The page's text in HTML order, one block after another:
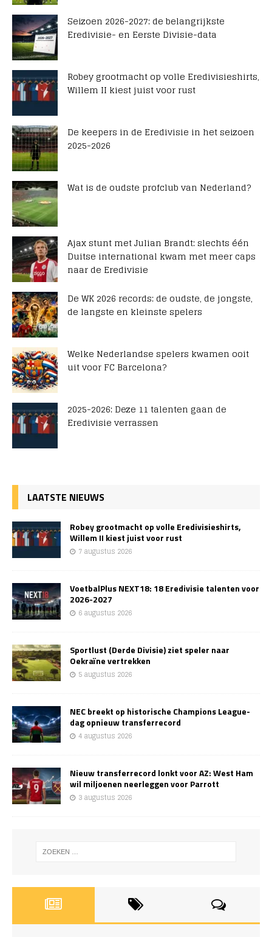
Seizoen 2026-2027: de belangrijkste
Eredivisie- en Eerste Divisie-data
Robey grootmacht op volle Eredivisieshirts,
Willem II kiest juist voor rust
De keepers in de Eredivisie in het seizoen
2025-2026
Wat is de oudste profclub van Nederland?
Ajax stunt met Julian Brandt: slechts één
Duitse international kwam met meer caps
naar de Eredivisie
De WK 2026 records: de oudste, de jongste,
de langste en kleinste spelers
Welke Nederlandse spelers kwamen ooit
uit voor FC Barcelona?
2025-2026: Deze 11 talenten gaan de
Eredivisie verrassen
LAATSTE NIEUWS
Robey grootmacht op volle Eredivisieshirts,
Willem II kiest juist voor rust
7 augustus 2026
VoetbalPlus NEXT18: 18 Eredivisie talenten voor
2026-2027
6 augustus 2026
Sportlust (Derde Divisie) ziet speler naar
Oekraïne vertrekken
5 augustus 2026
NEC breekt op historische Champions League-
dag opnieuw transferrecord
4 augustus 2026
Nieuw transferrecord lonkt voor AZ: West Ham
wil miljoenen neerleggen voor Parrott
3 augustus 2026